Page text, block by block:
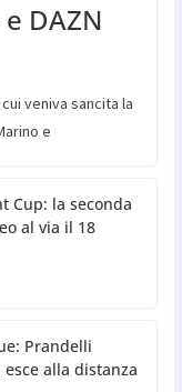
DAZN
veniva sancita la
e
Cup: la seconda
al via il 18
Prandelli
alla distanza